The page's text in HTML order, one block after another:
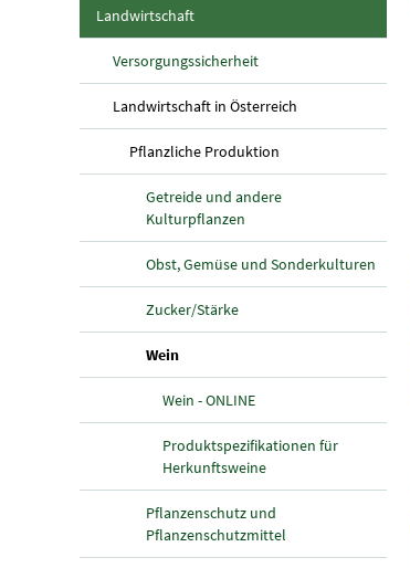
Landwirtschaft(aktuelle Seite)
Versorgungssicherheit
Landwirtschaft in Österreich(aktuelle Seite)
Pflanzliche Produktion(aktuelle Seite)
Getreide und andere
Kulturpflanzen
Obst, Gemüse und Sonderkulturen
Zucker/Stärke
Wein(aktuelle Seite)
Wein - ONLINE
Produktspezifikationen für
Herkunftsweine
Pflanzenschutz und
Pflanzenschutzmittel